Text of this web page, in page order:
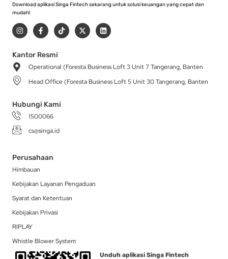
Download aplikasi Singa Fintech sekarang untuk solusi keuangan yang cepat dan
mudah!
I
n
s
a
g
r
a
m
F
a
c
b
o
-
T
i
k
X
-
t
t
r
L
i
n
i
Kantor Resmi
Operational (Foresta Business Loft 3 Unit 7 Tangerang, Banten
Head Office (Foresta Business Loft 5 Unit 30 Tangerang, Banten
Hubungi Kami
1500066
cs@singa.id
Perusahaan
Himbauan
Kebijakan Layanan Pengaduan
Syarat dan Ketentuan
Kebijakan Privasi
RIPLAY
Whistle Blower System
Unduh aplikasi Singa Fintech